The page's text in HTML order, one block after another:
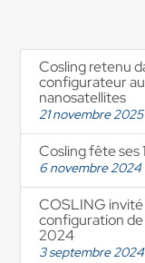
Cosling retenu
configurateur
nanosatellites
21 novembre 2025
Cosling fête ses
6 novembre 2024
COSLING
configuration
2024
3 septembre 2024